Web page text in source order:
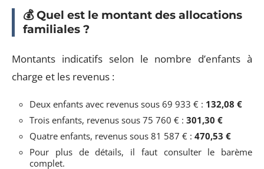
💰 Quel est le montant des allocations
familiales ?
Montants indicatifs selon le nombre d’enfants à
charge et les revenus :
Deux enfants avec revenus sous 69 933 € : 132,08 €
Trois enfants, revenus sous 75 760 € : 301,30 €
Quatre enfants, revenus sous 81 587 € : 470,53 €
Pour plus de détails, il faut consulter le barème
complet.